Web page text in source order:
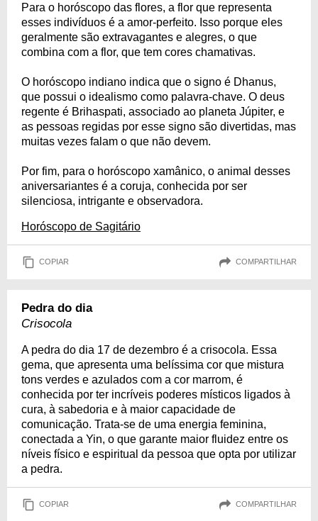
Para o horóscopo das flores, a flor que representa
esses indivíduos é a amor-perfeito. Isso porque eles
geralmente são extravagantes e alegres, o que
combina com a flor, que tem cores chamativas.
O horóscopo indiano indica que o signo é Dhanus,
que possui o idealismo como palavra-chave. O deus
regente é Brihaspati, associado ao planeta Júpiter, e
as pessoas regidas por esse signo são divertidas, mas
muitas vezes falam o que não devem.
Por fim, para o horóscopo xamânico, o animal desses
aniversariantes é a coruja, conhecida por ser
silenciosa, intrigante e observadora.
Horóscopo de Sagitário
COPIAR COMPARTILHAR
Pedra do dia
Crisocola
A pedra do dia 17 de dezembro é a crisocola. Essa
gema, que apresenta uma belíssima cor que mistura
tons verdes e azulados com a cor marrom, é
conhecida por ter incríveis poderes místicos ligados à
cura, à sabedoria e à maior capacidade de
comunicação. Trata-se de uma energia feminina,
conectada a Yin, o que garante maior fluidez entre os
níveis físico e espiritual da pessoa que opta por utilizar
a pedra.
COPIAR COMPARTILHAR